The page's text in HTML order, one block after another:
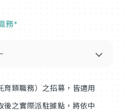
務*
育類職務）之招募，皆適用
後之實際派駐據點，將依中